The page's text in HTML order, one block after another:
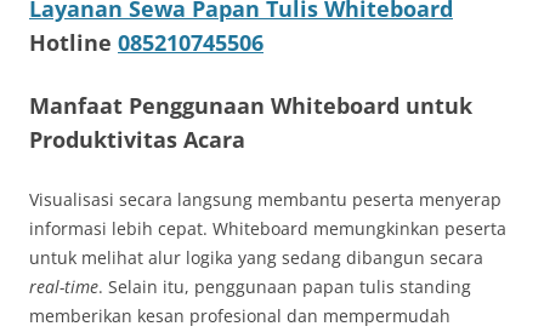
Layanan Sewa Papan Tulis Whiteboard
Hotline 085210745506
Manfaat Penggunaan Whiteboard untuk
Produktivitas Acara
Visualisasi secara langsung membantu peserta menyerap
informasi lebih cepat. Whiteboard memungkinkan peserta
untuk melihat alur logika yang sedang dibangun secara
real-time. Selain itu, penggunaan papan tulis standing
memberikan kesan profesional dan mempermudah